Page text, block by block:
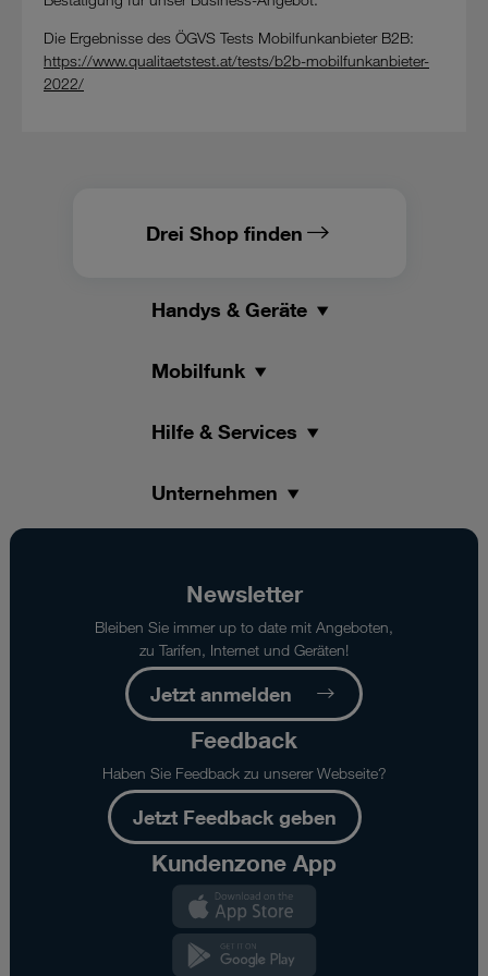
Die Ergebnisse des ÖGVS Tests Mobilfunkanbieter B2B:
https://www.qualitaetstest.at/tests/b2b-mobilfunkanbieter-
2022/
Drei Shop finden
Handys & Geräte
Mobilfunk
Hilfe & Services
Unternehmen
Newsletter
Bleiben Sie immer up to date mit Angeboten,
zu Tarifen, Internet und Geräten!
Jetzt anmelden
Feedback
Haben Sie Feedback zu unserer Webseite?
Jetzt Feedback geben
Kundenzone App
(z.B. Data Privacy Framework), werden wie europäische
Unternehmen behandelt.
Wenn Sie „Nur notwendige Cookies“ wählen, dann sind für